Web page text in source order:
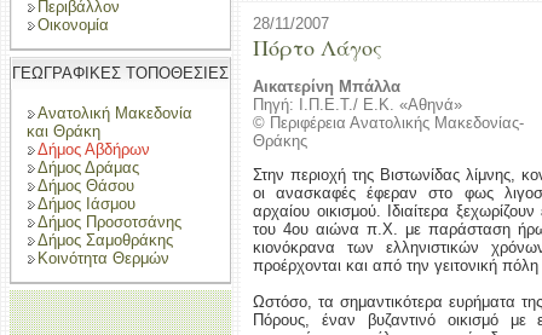
Περιβάλλον
Οικονομία
ΓΕΩΓΡΑΦΙΚΕΣ ΤΟΠΟΘΕΣΙΕΣ
Ανατολική Μακεδονία
και Θράκη
Δήμος Αβδήρων
Δήμος Δράμας
Δήμος Θάσου
Δήμος Ιάσμου
Δήμος Προσοτσάνης
Δήμος Σαμοθράκης
Κοινότητα Θερμών
28/11/2007
Πόρτο Λάγος
Αικατερίνη Μπάλλα
Πηγή: Ι.Π.Ε.Τ./ Ε.Κ. «Αθηνά»
© Περιφέρεια Ανατολικής Μακεδονίας-
Θράκης
Στην περιοχή της Βιστωνίδας λίμνης,
οι ανασκαφές έφεραν στο φως
αρχαίου οικισμού. Iδιαίτερα
του 4ου αιώνα π.Χ. με παράσταση
κιονόκρανα των ελληνιστικών
προέρχονται και από την γειτονική πόλη
Ωστόσο, τα σημαντικότερα ευρήματα
Πόρους, έναν βυζαντινό οικισμό με